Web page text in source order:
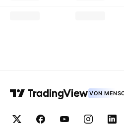
VON